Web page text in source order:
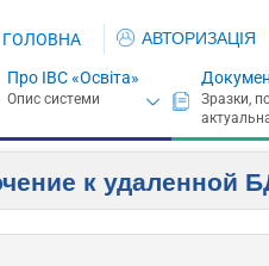
ГОЛОВНА АВТОРИЗАЦІЯ
Про ІВС «Освіта»
к удаленной